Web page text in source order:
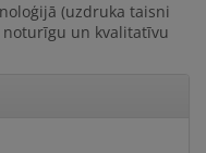
(uzdruka taisni
un kvalitatīvu